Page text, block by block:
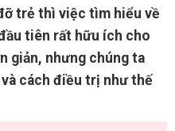
trẻ thì việc tìm hiểu về
tiên rất hữu ích cho
giản, nhưng chúng ta
và cách điều trị như thế